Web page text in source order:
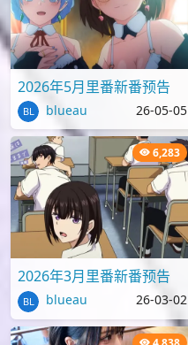
2026年5月里番新番预告
blueau 26-05-05
6,283
2026年3月里番新番预告
blueau 26-03-02